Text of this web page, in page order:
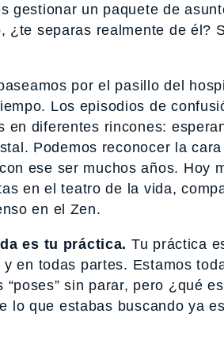
gestionar un paquete de
¿te separas realmente de él?
por el pasillo del
Los episodios de
en diferentes rincones:
Podemos reconocer la
ese ser muchos años. Hoy
en el teatro de la vida,
en el Zen.
es tu práctica. Tu práctica
en todas partes. Estamos
sin parar, pero ¿qué
lo que estabas buscando ya